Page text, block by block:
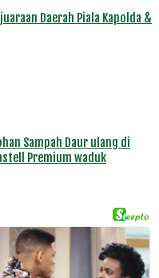
Daerah Piala Kapolda &
Sampah Daur ulang di
Premium waduk